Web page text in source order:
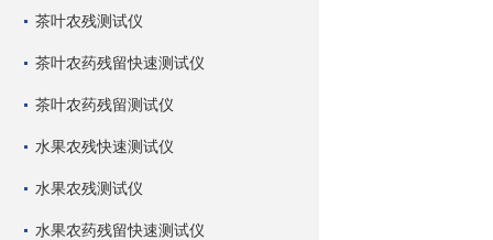
茶叶农残测试仪
茶叶农药残留快速测试仪
茶叶农药残留测试仪
水果农残快速测试仪
水果农残测试仪
水果农药残留快速测试仪